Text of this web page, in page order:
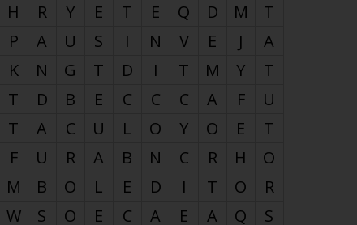
H R Y E T E Q D M
T
P A U S I N V E J
A
K N G T D I T M Y
T
T D B E C C C A F
U
T A C U L O Y O E
T
F U R A B N C R H
O
M B O L E D I T O
R
W S O E C A E A Q
S